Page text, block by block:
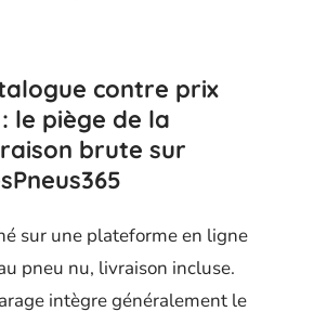
contre prix
le piège de la
brute sur
sur une plateforme en ligne
pneu nu, livraison incluse.
intègre généralement le